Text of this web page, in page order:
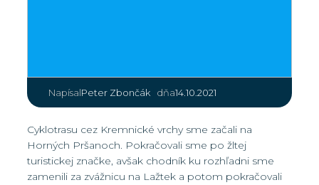
NapísalPeter Zbončák dňa14.10.2021
Cyklotrasu cez Kremnické vrchy sme začali na
Horných Pršanoch. Pokračovali sme po žltej
turistickej značke, avšak chodník ku rozhľadni sme
zamenili za zvážnicu na Lažtek a potom pokračovali